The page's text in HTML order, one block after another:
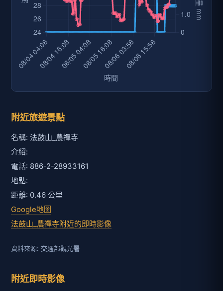
附近旅遊景點
名稱: 法鼓山_農禪寺
介紹:
電話: 886-2-28933161
地點:
距離: 0.46 公里
Google地圖
法鼓山_農禪寺附近的即時影像
資料來源: 交通部觀光署
附近即時影像